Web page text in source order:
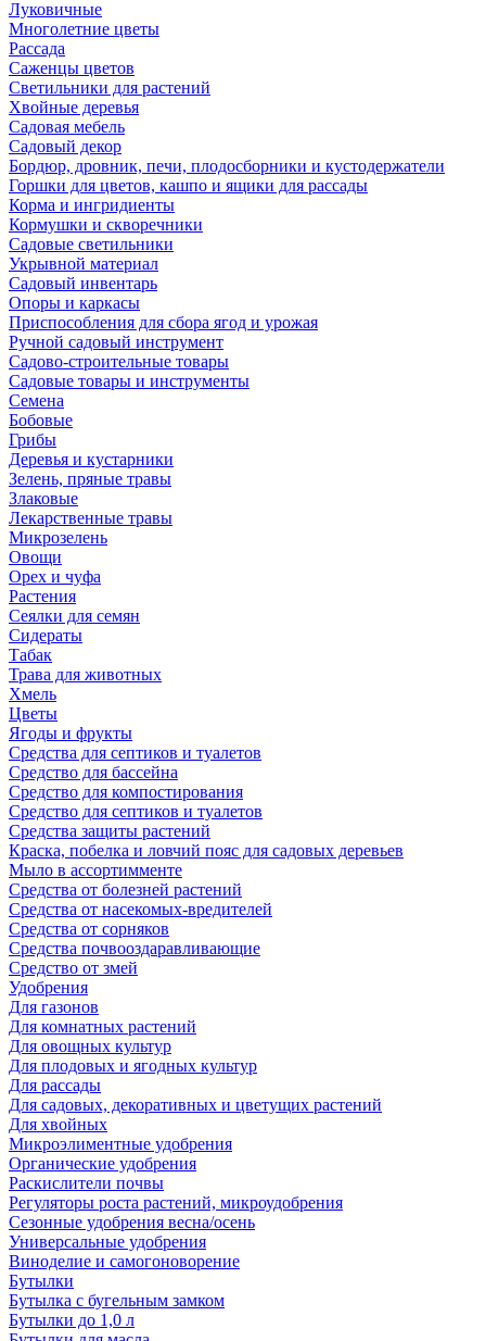
Луковичные
Многолетние цветы
Рассада
Саженцы цветов
Светильники для растений
Хвойные деревья
Садовая мебель
Садовый декор
Бордюр, дровник, печи, плодосборники и кустодержатели
Горшки для цветов, кашпо и ящики для рассады
Корма и ингридиенты
Кормушки и скворечники
Садовые светильники
Укрывной материал
Садовый инвентарь
Опоры и каркасы
Приспособления для сбора ягод и урожая
Ручной садовый инструмент
Садово-строительные товары
Садовые товары и инструменты
Семена
Бобовые
Грибы
Деревья и кустарники
Зелень, пряные травы
Злаковые
Лекарственные травы
Микрозелень
Овощи
Орех и чуфа
Растения
Сеялки для семян
Сидераты
Табак
Трава для животных
Хмель
Цветы
Ягоды и фрукты
Средства для септиков и туалетов
Средство для бассейна
Средство для компостирования
Средство для септиков и туалетов
Средства защиты растений
Краска, побелка и ловчий пояс для садовых деревьев
Мыло в ассортимменте
Средства от болезней растений
Средства от насекомых-вредителей
Средства от сорняков
Средства почвооздаравливающие
Средство от змей
Удобрения
Для газонов
Для комнатных растений
Для овощных культур
Для плодовых и ягодных культур
Для рассады
Для садовых, декоративных и цветущих растений
Для хвойных
Микроэлиментные удобрения
Органические удобрения
Раскислители почвы
Регуляторы роста растений, микроудобрения
Сезонные удобрения весна/осень
Универсальные удобрения
Виноделие и самогоноворение
Бутылки
Бутылка с бугельным замком
Бутылки до 1,0 л